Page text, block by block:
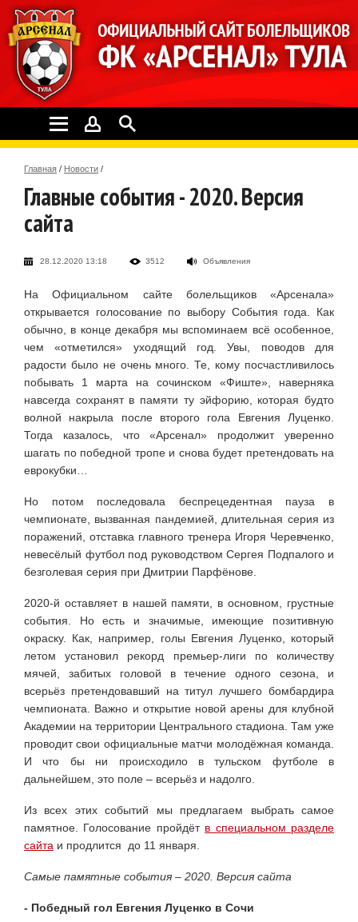
Главная / Новости /
Главные события - 2020. Версия
сайта
28.12.2020 13:18 3512 Объявления
На Официальном сайте болельщиков «Арсенала»
открывается голосование по выбору События года. Как
обычно, в конце декабря мы вспоминаем всё особенное,
чем «отметился» уходящий год. Увы, поводов для
радости было не очень много. Те, кому посчастливилось
побывать 1 марта на сочинском «Фиште», наверняка
навсегда сохранят в памяти ту эйфорию, которая будто
волной накрыла после второго гола Евгения Луценко.
Тогда казалось, что «Арсенал» продолжит уверенно
шагать по победной тропе и снова будет претендовать на
еврокубки…
Но потом последовала беспрецедентная пауза в
чемпионате, вызванная пандемией, длительная серия из
поражений, отставка главного тренера Игоря Черевченко,
невесёлый футбол под руководством Сергея Подпалого и
безголевая серия при Дмитрии Парфёнове.
2020-й оставляет в нашей памяти, в основном, грустные
события. Но есть и значимые, имеющие позитивную
окраску. Как, например, голы Евгения Луценко, который
летом установил рекорд премьер-лиги по количеству
мячей, забитых головой в течение одного сезона, и
всерьёз претендовавший на титул лучшего бомбардира
чемпионата. Важно и открытие новой арены для клубной
Академии на территории Центрального стадиона. Там уже
проводит свои официальные матчи молодёжная команда.
И что бы ни происходило в тульском футболе в
дальнейшем, это поле – всерьёз и надолго.
Из всех этих событий мы предлагаем выбрать самое
памятное. Голосование пройдёт в специальном разделе
сайта и продлится до 11 января.
Самые памятные события – 2020. Версия сайта
- Победный гол Евгения Луценко в Сочи